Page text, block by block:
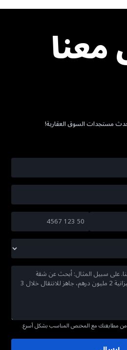
مستجدات السوق العقارية!
من مطابقتك مع المختص المناسب بشكل أسرع.